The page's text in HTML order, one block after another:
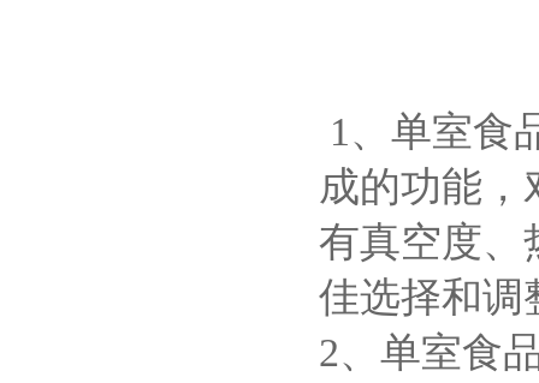
1、单室食
成的功能
有真空度、
佳选择和调
2、单室食